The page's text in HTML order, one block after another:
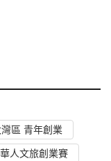
區 青年創業
人文旅創業賽